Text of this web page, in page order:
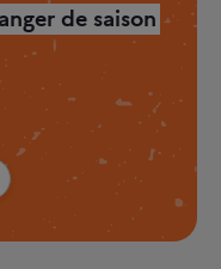
de saison